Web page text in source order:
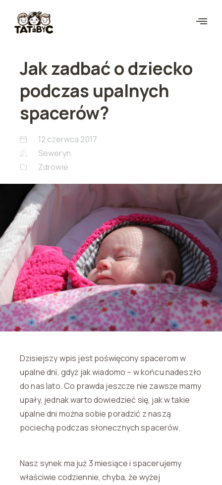
Jak zadbać o dziecko
podczas upalnych
spacerów?
12 czerwca 2017
Seweryn
Zdrowie
Dzisiejszy wpis jest poświęcony spacerom w
upalne dni, gdyż jak wiadomo – w końcu nadeszło
do nas lato. Co prawda jeszcze nie zawsze mamy
upały, jednak warto dowiedzieć się, jak w takie
upalne dni można sobie poradzić z naszą
pociechą podczas słonecznych spacerów.
Nasz synek ma już 3 miesiące i spacerujemy
właściwie codziennie, chyba, że wyżej